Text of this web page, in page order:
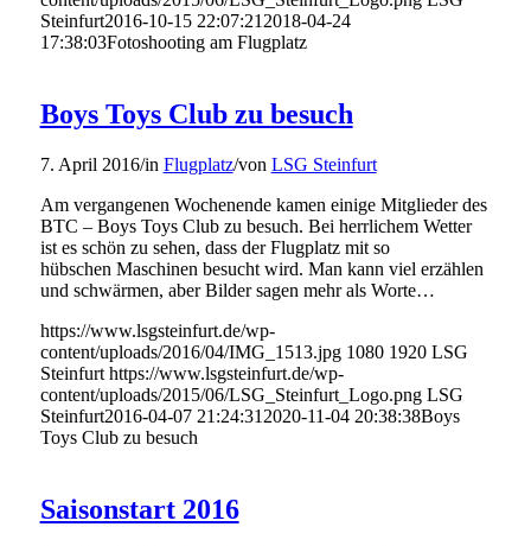
Steinfurt2016-10-15 22:07:21 2018-04-24
17:38:03Fotoshooting am Flugplatz
Boys Toys Club zu besuch
7. April 2016/in Flugplatz/von LSG Steinfurt
Am vergangenen Wochenende kamen einige Mitglieder des
BTC – Boys Toys Club zu besuch. Bei herrlichem Wetter
ist es schön zu sehen, dass der Flugplatz mit so
hübschen Maschinen besucht wird. Man kann viel erzählen
und schwärmen, aber Bilder sagen mehr als Worte…
https://www.lsgsteinfurt.de/wp-
content/uploads/2016/04/IMG_1513.jpg 1080 1920 LSG
Steinfurt https://www.lsgsteinfurt.de/wp-
content/uploads/2015/06/LSG_Steinfurt_Logo.png LSG
Steinfurt2016-04-07 21:24:31 2020-11-04 20:38:38Boys
Toys Club zu besuch
Saisonstart 2016